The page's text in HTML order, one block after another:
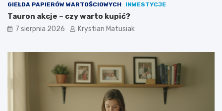
GIEŁDA PAPIERÓW WARTOŚCIOWYCH INWESTYCJE
Tauron akcje – czy warto kupić?
7 sierpnia 2026 Krystian Matusiak